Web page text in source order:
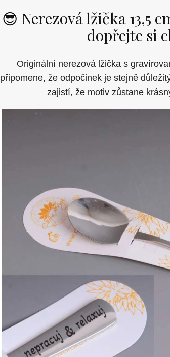
😎 Nerezová lžička 13,5
dopřejte si
Originální nerezová lžička s
připomene, že odpočinek je stejně
zajistí, že motiv zůstane